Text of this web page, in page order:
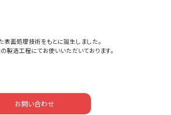
面処理技術をもとに誕生しました。
造工程にてお使いいただいております。
お問い合わせ